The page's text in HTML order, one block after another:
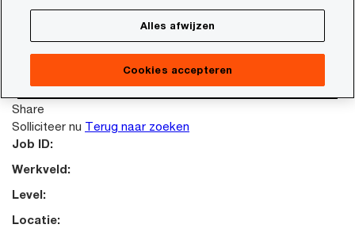
Terug naar zoeken
Failed reading job content.
Solliciteer nu
Share
Solliciteer nu Terug naar zoeken
Job ID:
Werkveld:
Level:
Locatie:
Alles afwijzen
Cookies accepteren